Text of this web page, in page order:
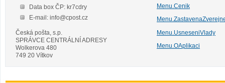
Data box ČP: kr7cdry
E-mail: info@cpost.cz
Česká pošta, s.p.
SPRÁVCE CENTRÁLNÍ ADRESY
Wolkerova 480
749 20 Vítkov
Menu.Cenik
Menu.UsneseniVlady
Menu.OAplikaci